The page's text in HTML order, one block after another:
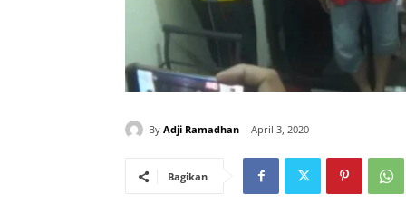
By Adji Ramadhan April 3, 2020
Bagikan